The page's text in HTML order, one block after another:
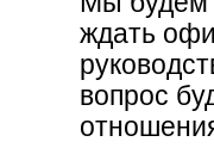
ждать
вопрос